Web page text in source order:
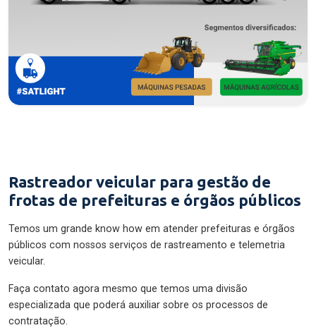
Rastreador veicular para gestão de
frotas de prefeituras e órgãos públicos
Temos um grande know how em atender prefeituras e órgãos
públicos com nossos serviços de rastreamento e telemetria
veicular.
Faça contato agora mesmo que temos uma divisão
especializada que poderá auxiliar sobre os processos de
contratação.